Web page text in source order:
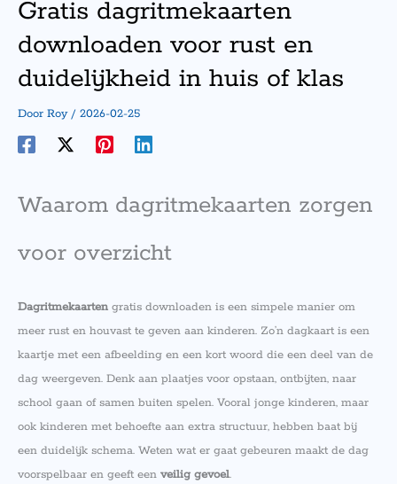
Gratis dagritmekaarten
downloaden voor rust en
duidelijkheid in huis of klas
Door Roy/ 2026-02-25
Waarom dagritmekaarten zorgen
voor overzicht
Dagritmekaarten gratis downloaden is een simpele manier om
meer rust en houvast te geven aan kinderen. Zo’n dagkaart is een
kaartje met een afbeelding en een kort woord die een deel van de
dag weergeven. Denk aan plaatjes voor opstaan, ontbijten, naar
school gaan of samen buiten spelen. Vooral jonge kinderen, maar
ook kinderen met behoefte aan extra structuur, hebben baat bij
een duidelijk schema. Weten wat er gaat gebeuren maakt de dag
voorspelbaar en geeft een veilig gevoel.